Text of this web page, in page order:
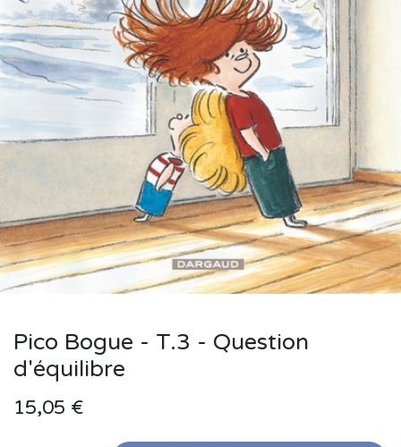
Pico Bogue - T.3 - Question
d'équilibre
15,05 €